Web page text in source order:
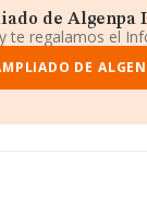
de Algenpa
te regalamos el
DE